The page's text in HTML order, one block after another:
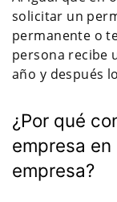
solicitar un
permanente o
persona recibe
año y después
¿Por qué
empresa
empresa?